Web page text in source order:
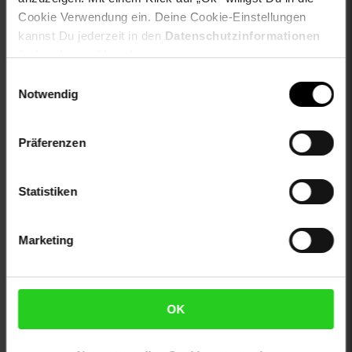
Cookie Verwendung ein. Deine Cookie-Einstellungen
kannst Du jederzeit in den Datenschutzinformationen
ändern bzw. widerrufen.
Notwendig
Präferenzen
Statistiken
Marketing
OK
otto-anlaesse: Casualmode, Streetwear, Herbstmode,
Sportmode, Frühlingsmode, Homewear
otto-applikationen: Markenlabel, Brandlabel innen
otto-material: Polyester-Mischung
otto-taschen: Kängurutasche
proftextilpflege: Keine chemische Reinigung möglich
sleeve_material: 100% not_applicable
color: schwarz